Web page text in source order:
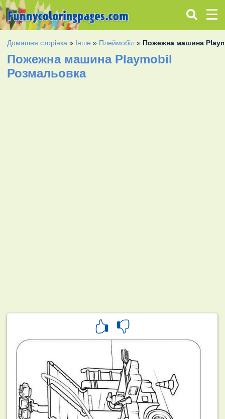
Домашня сторінка » Інше » Плеймобіл » Пожежна машина
Пожежна машина Playmobil
Розмальовка